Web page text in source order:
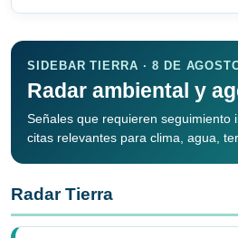
SIDEBAR TIERRA · 8 DE
Radar ambiental y
Señales que requieren seguimiento
citas relevantes para clima, agua,
Radar Tierra